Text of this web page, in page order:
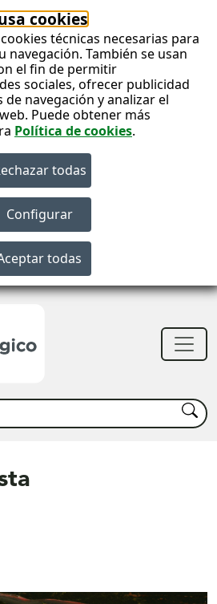
cookies
técnicas necesarias para
También se usan
el fin de permitir
sociales, ofrecer publicidad
de navegación y analizar el
Puede obtener más
Política de cookies.
Buscar